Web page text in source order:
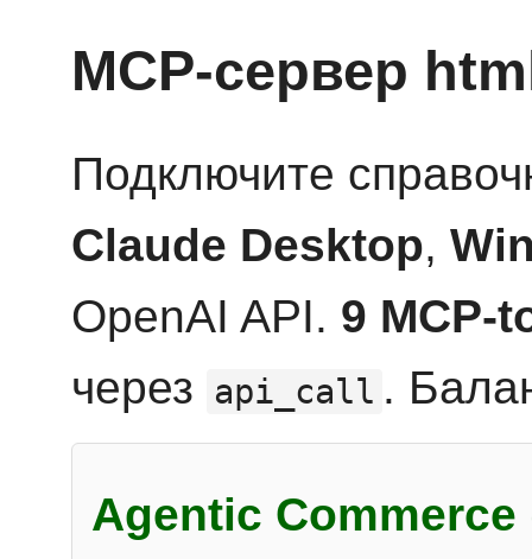
MCP-сервер
Подключите
Claude Desktop,
OpenAI API. 9 MCP-
через api_call .
Agentic Commerce